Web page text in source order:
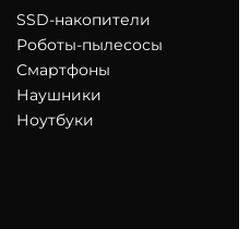
SSD-накопители
Роботы-пылесосы
Смартфоны
Наушники
Ноутбуки